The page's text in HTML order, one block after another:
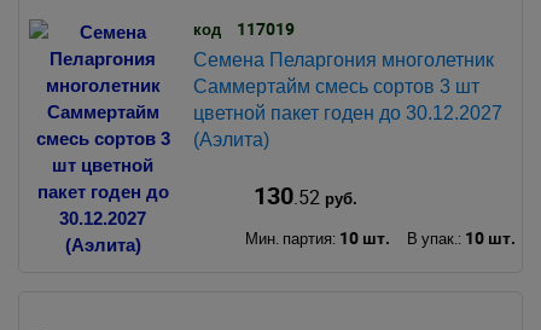
код 117019
Семена Пеларгония многолетник
Саммертайм смесь сортов 3 шт
цветной пакет годен до 30.12.2027
(Аэлита)
130.52 руб.
Мин. партия: 10 шт. В упак.: 10 шт.